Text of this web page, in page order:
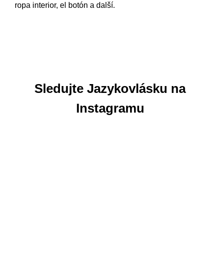
ropa interior, el botón a další.
Sledujte Jazykovlásku na
Instagramu